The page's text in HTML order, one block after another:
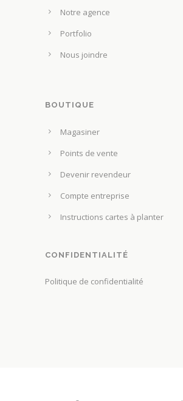
Notre agence
Portfolio
Nous joindre
BOUTIQUE
Magasiner
Points de vente
Devenir revendeur
Compte entreprise
Instructions cartes à planter
CONFIDENTIALITÉ
Politique de confidentialité